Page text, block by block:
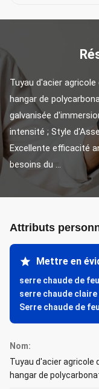
Tuyau d'acier
hangar de
galvanisée
intensité ; Style
Excellente efficacité
besoins du ...
Attributs
Mettre en
serre chaude de
serre chaude
Serre chaude de
Nom:
Tuyau d'acier agricole
hangar de